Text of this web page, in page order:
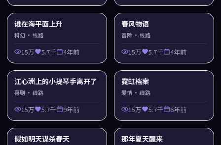
谁在海平面上升
科幻 · 线路
15万 5.7千 4年前
春风物语
冒险 · 线路
15万 5.7千 4年前
江心洲上的小提琴手离开了
喜剧 · 线路
15万 5.7千 9年前
霓虹档案
爱情 · 线路
15万 5.7千 6年前
假如明天谋杀春天 那年夏天醒来